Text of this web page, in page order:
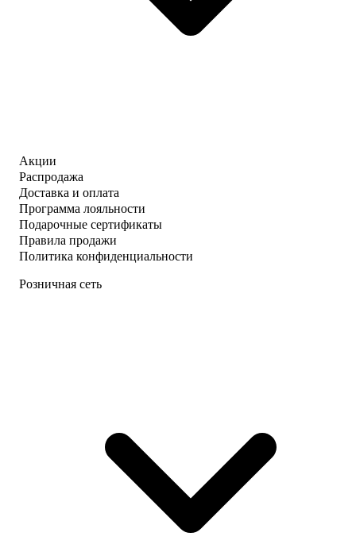
Акции
Распродажа
Доставка и оплата
Программа лояльности
Подарочные сертификаты
Правила продажи
Политика конфиденциальности
Розничная сеть